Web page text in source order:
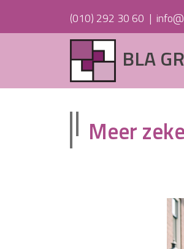
(010) 292 30 60 |
BLA
Meer